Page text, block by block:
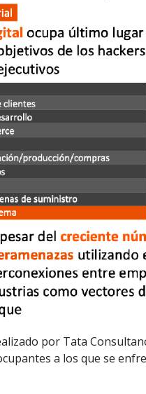
por Tata
a los que se